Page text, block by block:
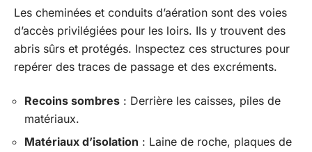
Les cheminées et conduits d’aération sont des voies
d’accès privilégiées pour les loirs. Ils y trouvent des
abris sûrs et protégés. Inspectez ces structures pour
repérer des traces de passage et des excréments.
Recoins sombres : Derrière les caisses, piles de
matériaux.
Matériaux d’isolation : Laine de roche, plaques de